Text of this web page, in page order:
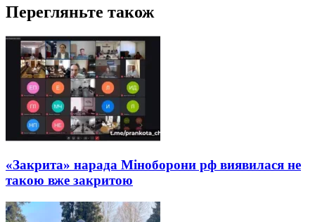
Перегляньте також
«Закрита» нарада Міноборони рф виявилася не
такою вже закритою